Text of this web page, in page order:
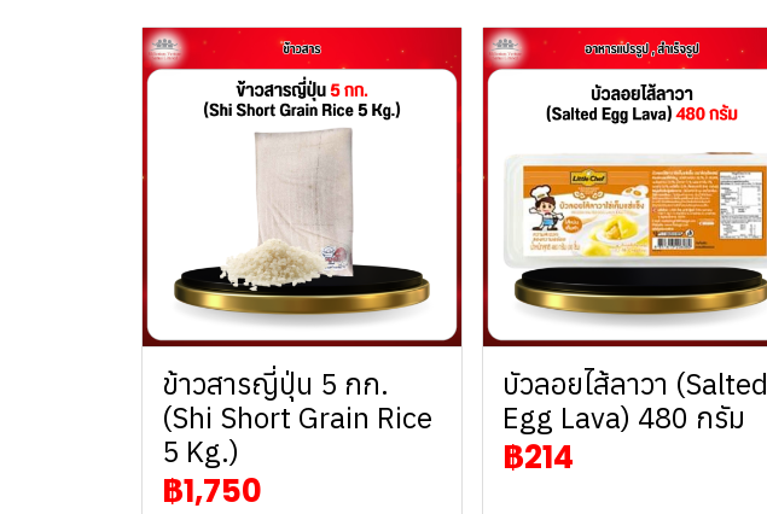
ข้าวสารญี่ปุ่น 5 กก.
(Shi Short Grain Rice
5 Kg.)
฿1,750
บัวลอยไส้ลาวา (Salted
Egg Lava) 480 กรัม
฿214